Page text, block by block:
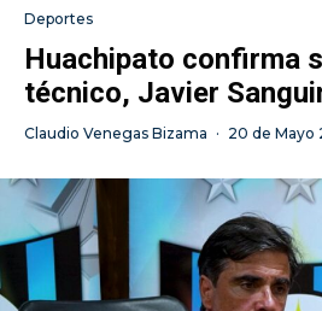
Deportes
Huachipato confirma
técnico, Javier
Claudio Venegas Bizama · 20 de Mayo